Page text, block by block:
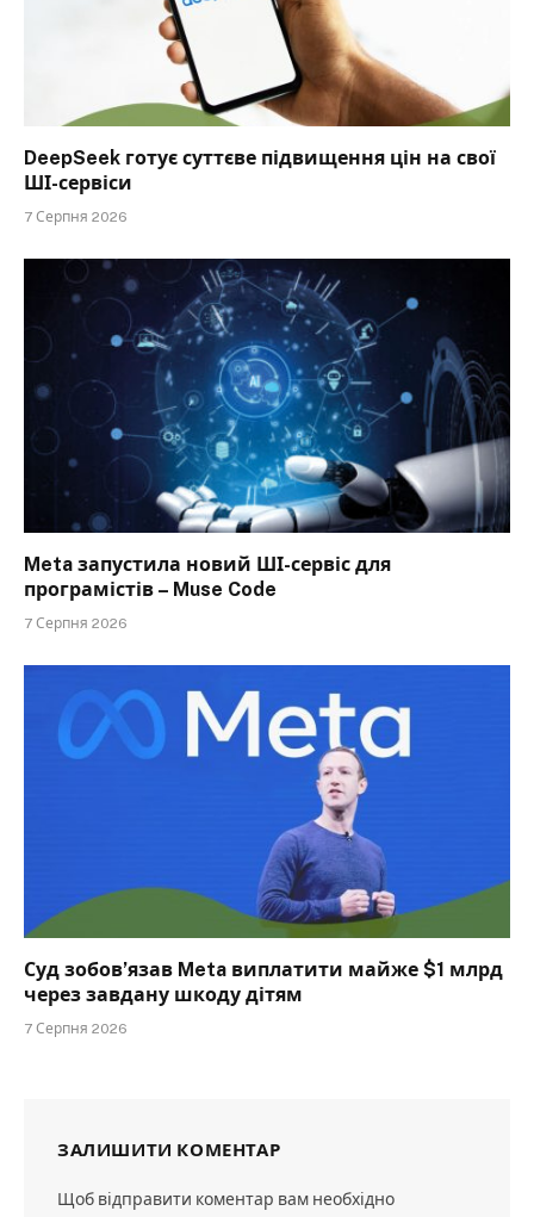
DeepSeek готує суттєве підвищення цін на свої
ШІ-сервіси
7 Серпня 2026
Meta запустила новий ШІ-сервіс для
програмістів – Muse Code
7 Серпня 2026
Суд зобов’язав Meta виплатити майже $1 млрд
через завдану шкоду дітям
7 Серпня 2026
ЗАЛИШИТИ КОМЕНТАР
Щоб відправити коментар вам необхідно